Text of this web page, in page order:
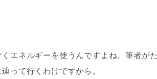
エネルギーを使うんですよね。筆者がた
って行くわけですから。